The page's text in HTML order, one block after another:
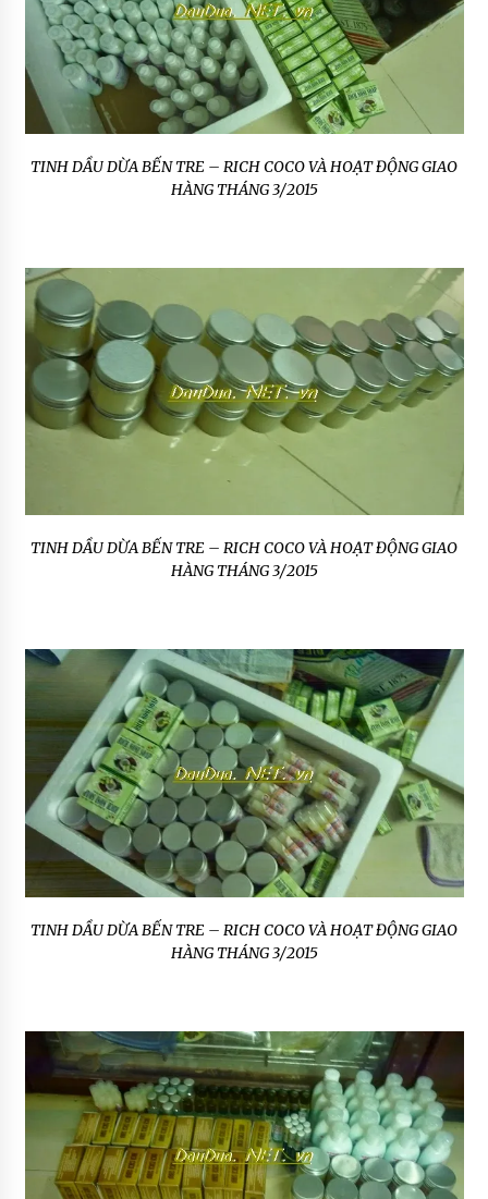
TINH DẦU DỪA BẾN TRE – RICH COCO VÀ HOẠT ĐỘNG GIAO
HÀNG THÁNG 3/2015
TINH DẦU DỪA BẾN TRE – RICH COCO VÀ HOẠT ĐỘNG GIAO
HÀNG THÁNG 3/2015
TINH DẦU DỪA BẾN TRE – RICH COCO VÀ HOẠT ĐỘNG GIAO
HÀNG THÁNG 3/2015